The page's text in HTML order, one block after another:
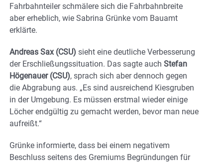
Fahrbahnteiler schmälere sich die Fahrbahnbreite
aber erheblich, wie Sabrina Grünke vom Bauamt
erklärte.
Andreas Sax (CSU) sieht eine deutliche Verbesserung
der Erschließungssituation. Das sagte auch Stefan
Högenauer (CSU), sprach sich aber dennoch gegen
die Abgrabung aus. „Es sind ausreichend Kiesgruben
in der Umgebung. Es müssen erstmal wieder einige
Löcher endgültig zu gemacht werden, bevor man neue
aufreißt.“
Grünke informierte, dass bei einem negativem
Beschluss seitens des Gremiums Begründungen für